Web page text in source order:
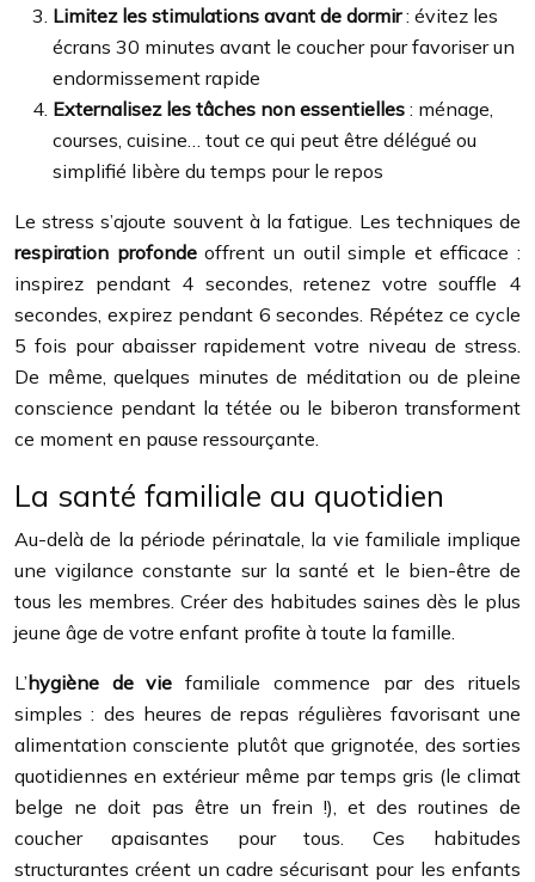
Limitez les stimulations avant de dormir: évitez les
écrans 30 minutes avant le coucher pour favoriser un
endormissement rapide
Externalisez les tâches non essentielles : ménage,
courses, cuisine… tout ce qui peut être délégué ou
simplifié libère du temps pour le repos
Le stress s’ajoute souvent à la fatigue. Les techniques de
respiration profondeoffrent un outil simple et efficace :
inspirez pendant 4 secondes, retenez votre souffle 4
secondes, expirez pendant 6 secondes. Répétez ce cycle
5 fois pour abaisser rapidement votre niveau de stress.
De même, quelques minutes de méditation ou de pleine
conscience pendant la tétée ou le biberon transforment
ce moment en pause ressourçante.
La santé familiale au quotidien
Au-delà de la période périnatale, la vie familiale implique
une vigilance constante sur la santé et le bien-être de
tous les membres. Créer des habitudes saines dès le plus
jeune âge de votre enfant profite à toute la famille.
L’hygiène de vie familiale commence par des rituels
simples : des heures de repas régulières favorisant une
alimentation consciente plutôt que grignotée, des sorties
quotidiennes en extérieur même par temps gris (le climat
belge ne doit pas être un frein !), et des routines de
coucher apaisantes pour tous. Ces habitudes
structurantes créent un cadre sécurisant pour les enfants